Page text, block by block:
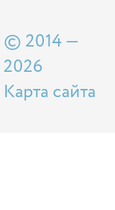
© 2014 —
2026
Карта сайта